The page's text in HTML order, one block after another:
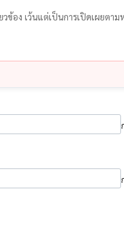
อง เว้นแต่เป็นการเปิดเผยตา